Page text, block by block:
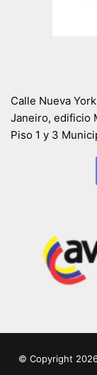
Calle Nueva
Janeiro, edificio
Piso 1 y 3
© Copyright